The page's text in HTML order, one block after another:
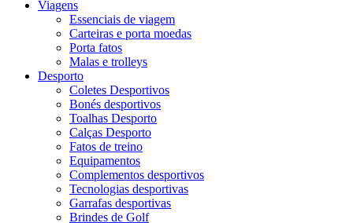
Viagens
Essenciais de viagem
Carteiras e porta moedas
Porta fatos
Malas e trolleys
Desporto
Coletes Desportivos
Bonés desportivos
Toalhas Desporto
Calças Desporto
Fatos de treino
Equipamentos
Complementos desportivos
Tecnologias desportivas
Garrafas desportivas
Brindes de Golf